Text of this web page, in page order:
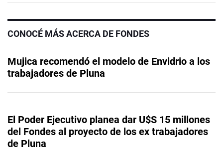
CONOCÉ MÁS ACERCA DE FONDES
Mujica recomendó el modelo de Envidrio a los
trabajadores de Pluna
El Poder Ejecutivo planea dar U$S 15 millones
del Fondes al proyecto de los ex trabajadores
de Pluna